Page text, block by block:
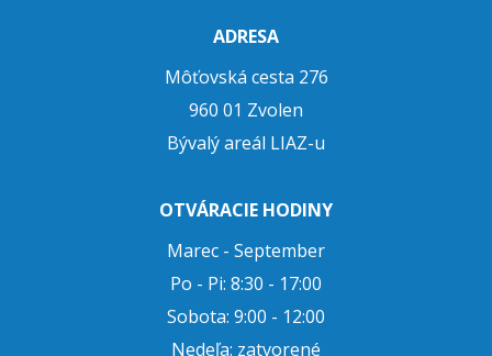
ADRESA
Môťovská cesta 276
960 01 Zvolen
Bývalý areál LIAZ-u
OTVÁRACIE HODINY
Marec - September
Po - Pi: 8:30 - 17:00
Sobota: 9:00 - 12:00
Nedeľa: zatvorené